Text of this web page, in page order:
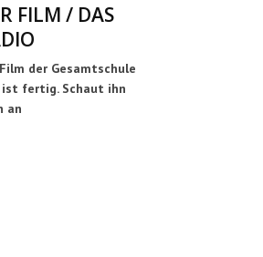
FILM / DAS
der Gesamtschule
ist fertig. Schaut ihn
an